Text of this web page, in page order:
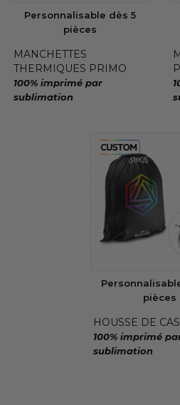
Personnalisable dès 5
pièces
MANCHETTES
THERMIQUES PRIMO
100% imprimé par
sublimation
pièces
HOUSSE DE
100% imprimé
sublimation